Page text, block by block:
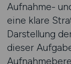
Aufnahme-
eine klare
Darstellung
dieser